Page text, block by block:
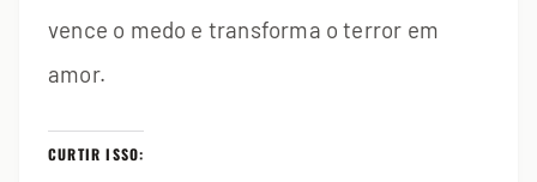
vence o medo e transforma o terror em
amor.
CURTIR ISSO: